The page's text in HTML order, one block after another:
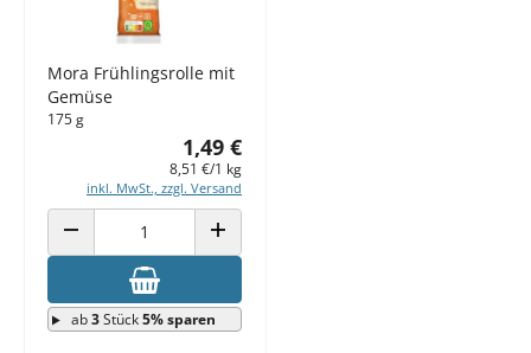
Mora Frühlingsrolle mit
Gemüse
175 g
1,49 €
8,51 €/1 kg
inkl. MwSt., zzgl. Versand
ANZAHL VERRINGERN ANZAHL ERHÖHEN
ab3Stück5% sparen